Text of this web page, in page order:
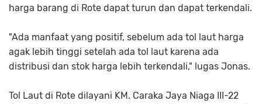
harga barang di Rote dapat turun dan dapat terkendali.
"Ada manfaat yang positif, sebelum ada tol laut harga
agak lebih tinggi setelah ada tol laut karena ada
distribusi dan stok harga lebih terkendali," lugas Jonas.
Tol Laut di Rote dilayani KM. Caraka Jaya Niaga III-22